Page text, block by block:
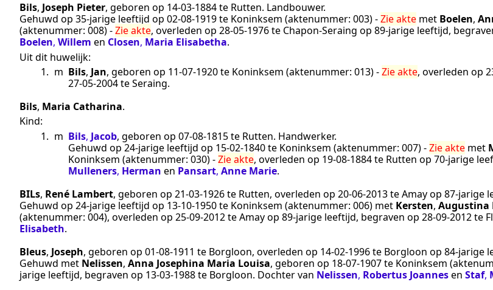
Bils, Joseph Pieter, geboren op 14‑03‑1884te Rutten. Landbouwer.
Gehuwd op 35-jarige leeftijd op 02‑08‑1919te Koninksem (aktenummer: 003) -Zie akte met Boelen,
(aktenummer: 008) -Zie akte, overleden op 28‑05‑1976te Chapon-Seraing op 89-jarige leeftijd,
Boelen, Willem en Closen, Maria Elisabetha.
Uit dit huwelijk:
1. m Bils, Jan, geboren op 11‑07‑1920te Koninksem (aktenummer: 013) -Zie akte, overleden op
27‑05‑2004teSeraing.
Bils, Maria Catharina.
Kind:
1. m Bils, Jacob, geboren op 07‑08‑1815te Rutten. Handwerker.
Gehuwd op 24-jarige leeftijd op 15‑02‑1840te Koninksem (aktenummer: 007) -Zie akte met
Koninksem (aktenummer: 030) -Zie akte, overleden op 19‑08‑1884te Rutten op 70-jarige
Mulleners, Herman en Pansart,Anne Marie.
BILs, René Lambert, geboren op 21‑03‑1926te Rutten, overleden op 20‑06‑2013teAmayop 87-jarige
Gehuwd op 24-jarige leeftijd op 13‑10‑1950te Koninksem (aktenummer: 006) met Kersten, Augustina
(aktenummer: 004), overleden op 25‑09‑2012teAmayop 89-jarige leeftijd, begraven op 28‑09‑2012te
Elisabeth.
Bleus, Joseph, geboren op 01‑08‑1911 te Borgloon, overleden op 14‑02‑1996te Borgloon op 84-jarige
Gehuwd met Nelissen, Anna Josephina Maria Louisa, geboren op 18‑07‑1907te Koninksem
jarige leeftijd, begraven op 13‑03‑1988te Borgloon. Dochter van Nelissen, Robertus Joannesen Staf,